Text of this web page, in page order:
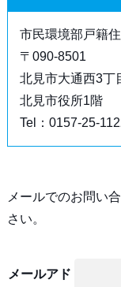
市民環境部戸籍
〒090-8501
北見市大通西3丁
北見市役所1階
Tel：0157-25-
メールでのお問い
さい。
メールアド